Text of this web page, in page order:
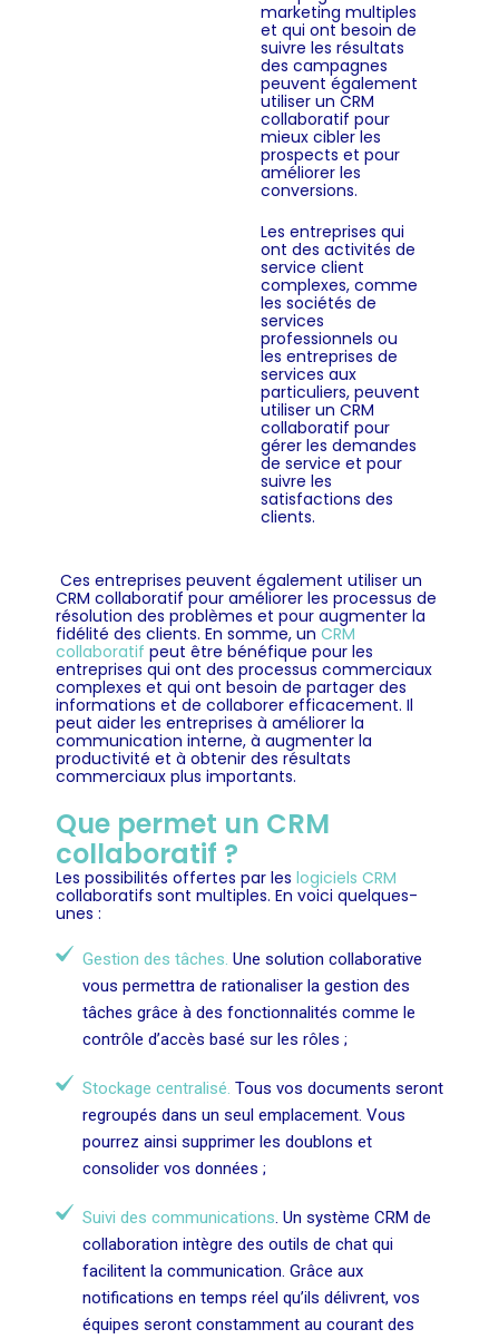
marketing multiples
et qui ont besoin de
suivre les résultats
des campagnes
peuvent également
utiliser un CRM
collaboratif pour
mieux cibler les
prospects et pour
améliorer les
conversions.
Les entreprises qui
ont des activités de
service client
complexes, comme
les sociétés de
services
professionnels ou
les entreprises de
services aux
particuliers, peuvent
utiliser un CRM
collaboratif pour
gérer les demandes
de service et pour
suivre les
satisfactions des
clients.
Ces entreprises peuvent également utiliser un
CRM collaboratif pour améliorer les processus de
résolution des problèmes et pour augmenter la
fidélité des clients. En somme, un CRM
collaboratif peut être bénéfique pour les
entreprises qui ont des processus commerciaux
complexes et qui ont besoin de partager des
informations et de collaborer efficacement. Il
peut aider les entreprises à améliorer la
communication interne, à augmenter la
productivité et à obtenir des résultats
commerciaux plus importants.
Que permet un CRM
collaboratif ?
Les possibilités offertes par les logiciels CRM
collaboratifs sont multiples. En voici quelques-
unes :
Gestion des tâches. Une solution collaborative
vous permettra de rationaliser la gestion des
tâches grâce à des fonctionnalités comme le
contrôle d’accès basé sur les rôles ;
Stockage centralisé. Tous vos documents seront
regroupés dans un seul emplacement. Vous
pourrez ainsi supprimer les doublons et
consolider vos données ;
Suivi des communications. Un système CRM de
collaboration intègre des outils de chat qui
facilitent la communication. Grâce aux
notifications en temps réel qu’ils délivrent, vos
équipes seront constamment au courant des